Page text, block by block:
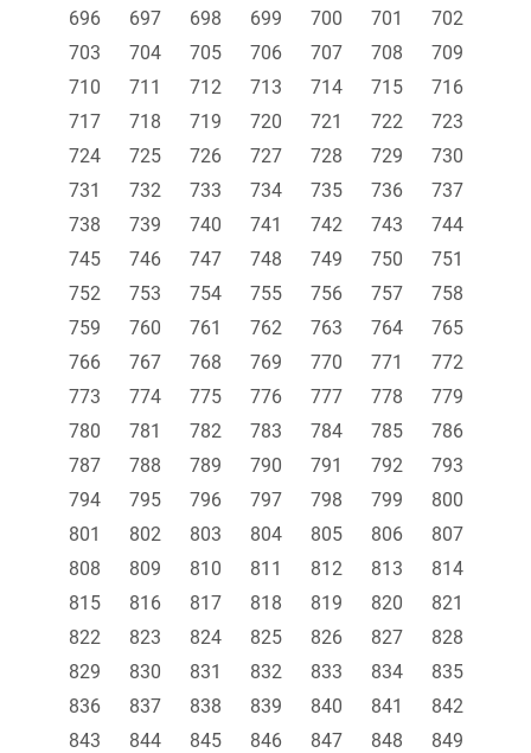
696
697 698 699 700 701
702
703
704 705 706 707 708
709
710
711 712 713 714 715
716
717
718 719 720 721 722
723
724
725 726 727 728 729
730
731
732 733 734 735 736
737
738
739 740 741 742 743
744
745
746 747 748 749 750
751
752
753 754 755 756 757
758
759
760 761 762 763 764
765
766
767 768 769 770 771
772
773
774 775 776 777 778
779
780
781 782 783 784 785
786
787
788 789 790 791 792
793
794
795 796 797 798 799
800
801
802 803 804 805 806
807
808
809 810 811 812 813
814
815
816 817 818 819 820
821
822
823 824 825 826 827
828
829
830 831 832 833 834
835
836
837 838 839 840 841
842
843
844 845 846 847 848
849